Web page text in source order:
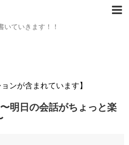
いていきます！！
ンが含まれています】
明日の会話がちょっと楽